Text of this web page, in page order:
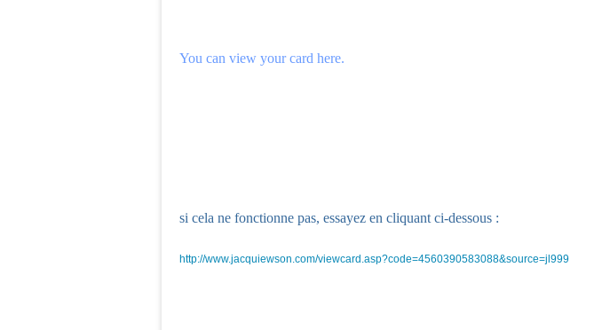
You can view your card here.
si cela ne fonctionne pas, essayez en cliquant ci-dessous :
http://www.jacquiewson.com/viewcard.asp?code=4560390583088&source=jl999